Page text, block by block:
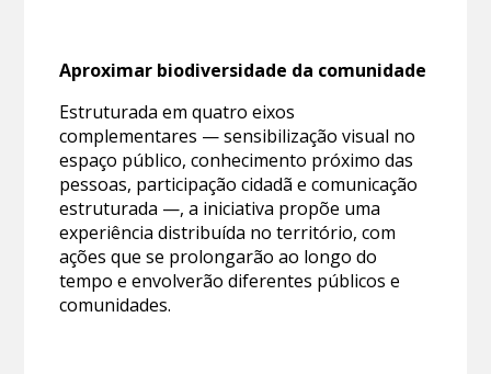
Aproximar biodiversidade da comunidade
Estruturada em quatro eixos
complementares — sensibilização visual no
espaço público, conhecimento próximo das
pessoas, participação cidadã e comunicação
estruturada —, a iniciativa propõe uma
experiência distribuída no território, com
ações que se prolongarão ao longo do
tempo e envolverão diferentes públicos e
comunidades.